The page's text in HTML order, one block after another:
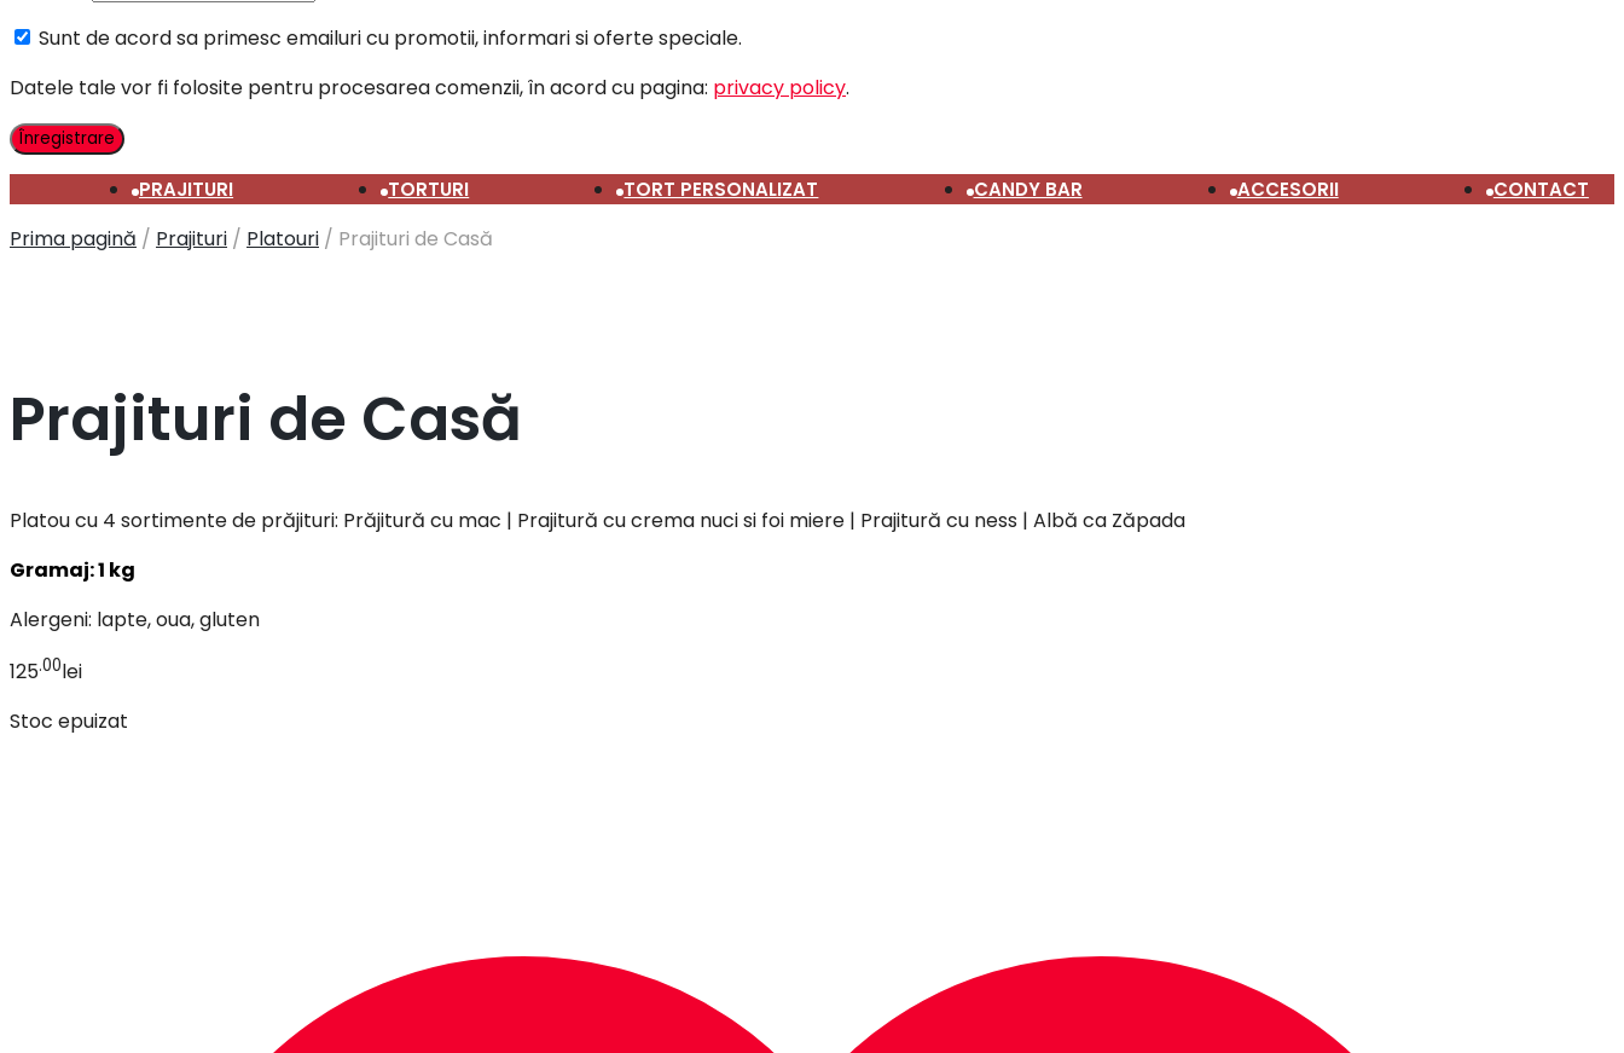
Sunt de acord sa primesc emailuri cu promotii, informari si oferte speciale.
Datele tale vor fi folosite pentru procesarea comenzii, în acord cu pagina: privacy policy.
Înregistrare
PRAJITURI TORTURI TORT PERSONALIZAT CANDY BAR ACCESORII CONTACT
Prima pagină / Prajituri / Platouri / Prajituri de Casă
Prajituri de Casă
Platou cu 4 sortimente de prăjituri: Prăjitură cu mac | Prajitură cu crema nuci si foi miere | Prajitură cu ness | Albă ca Zăpada
Gramaj: 1 kg
Alergeni: lapte, oua, gluten
125.00lei
Stoc epuizat